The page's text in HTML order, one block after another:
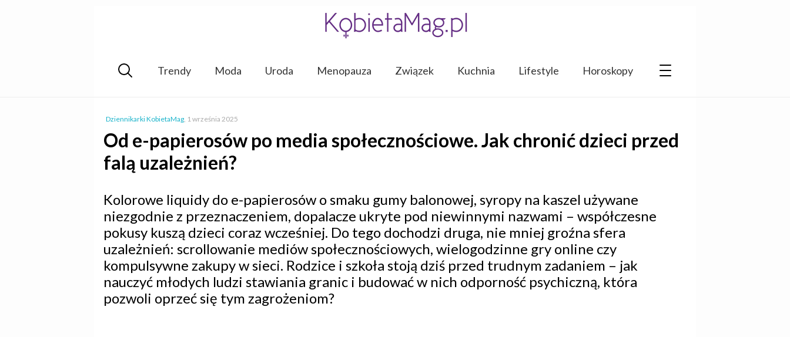
Trendy Moda Uroda Menopauza Związek Kuchnia Lifestyle Horoskopy
Dziennikarki KobietaMag, 1 września 2025
Od e-papierosów po media społecznościowe. Jak chronić dzieci przed
falą uzależnień?
Kolorowe liquidy do e-papierosów o smaku gumy balonowej, syropy na kaszel używane
niezgodnie z przeznaczeniem, dopalacze ukryte pod niewinnymi nazwami – współczesne
pokusy kuszą dzieci coraz wcześniej. Do tego dochodzi druga, nie mniej groźna sfera
uzależnień: scrollowanie mediów społecznościowych, wielogodzinne gry online czy
kompulsywne zakupy w sieci. Rodzice i szkoła stoją dziś przed trudnym zadaniem – jak
nauczyć młodych ludzi stawiania granic i budować w nich odporność psychiczną, która
pozwoli oprzeć się tym zagrożeniom?